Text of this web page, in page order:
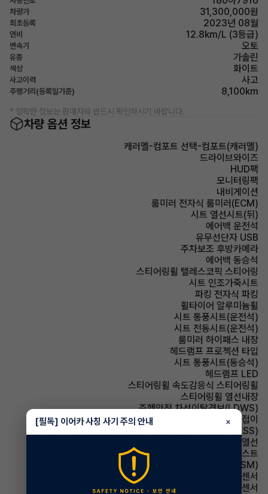
차량가 31,300,000원
최초등록 2023년 08월
연비 12.8km/L (3등급)
변속기 오토
유종 가솔린
색상 화이트
사고이력 사고
주행거리(등록일기준) 8,100km
* 정확한 정보는 판매자와 반드시 확인하시기 바랍니다.
차량 옵션 정보
캐러멜-컴포트 선택-컴포트(캐러멜)
드라이브와이즈
HUD팩
모니터링팩
내비게이션
룸미러 전자식 룸미러(ECM)
시트 열선시트(뒤)
에어백 운전석
유무선단자 USB
주차보조 후방카메라
에어백 동승석
스티어링휠 텔레스코픽 스티어링
시트 인조가죽시트
파킹 전자식 파킹
휠타이어 알루미늄휠
시트 통풍시트(운전석)
시트 전동시트(운전석)
룸미러 하이패스 내장
헤드램프 프로젝션 타입
시트 통풍시트(동승석)
헤드램프 LED
스티어링휠 속도감응식 스티어링휠
스티어링휠 열선내장
주행안전 차선이탈경보(LDWS)
사이드미러 전동접이
주행안전 급제동경보시스템(ESS)
사이드미러 열선
헤드램프 하이빔 어시스트
주행안전 샤시 통합 제어 시스템(VSM)
주차보조 전방감지센서
주차보조 후방감지센서
[필독] 이어카 사칭 사기 주의 안내 ×